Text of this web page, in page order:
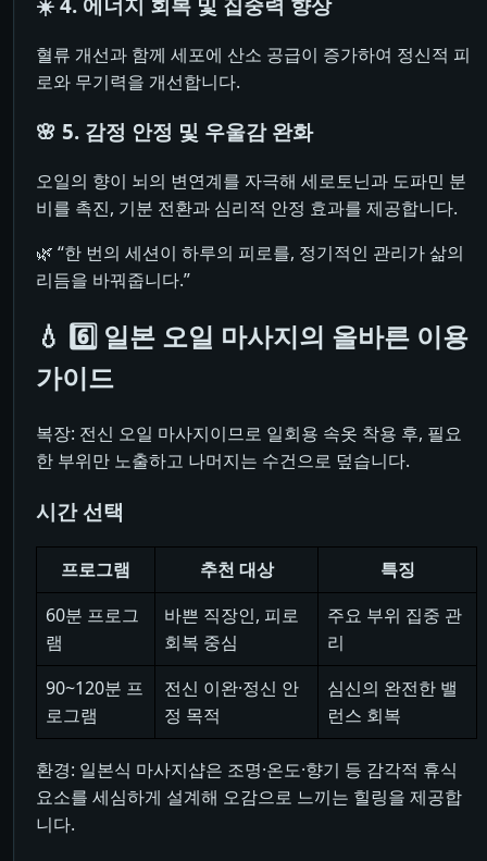
혈류 개선과 함께 세포에 산소 공급이 증가하여 정신적 피
로와 무기력을 개선합니다.
🌸 5. 감정 안정 및 우울감 완화
오일의 향이 뇌의 변연계를 자극해 세로토닌과 도파민 분
비를 촉진, 기분 전환과 심리적 안정 효과를 제공합니다.
🌿 “한 번의 세션이 하루의 피로를, 정기적인 관리가 삶의
리듬을 바꿔줍니다.”
💧 6️⃣ 일본 오일 마사지의 올바른 이용
가이드
복장: 전신 오일 마사지이므로 일회용 속옷 착용 후, 필요
한 부위만 노출하고 나머지는 수건으로 덮습니다.
시간 선택
프로그램 추천 대상
특징
60분 프로그
램
바쁜 직장인, 피로
회복 중심
주요 부위 집중 관
리
90~120분 프
로그램
전신 이완·정신 안
정 목적
심신의 완전한 밸
런스 회복
환경: 일본식 마사지샵은 조명·온도·향기 등 감각적 휴식
요소를 세심하게 설계해 오감으로 느끼는 힐링을 제공합
니다.